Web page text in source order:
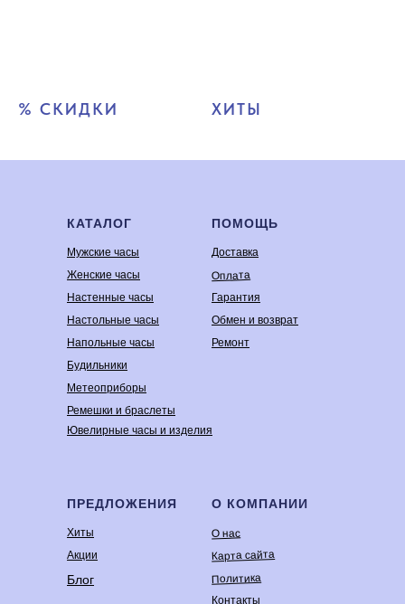
% СКИДКИ ХИТЫ
КАТАЛОГ
Мужские часы
Женские часы
Настенные часы
Настольные часы
Напольные часы
Будильники
Метеоприборы
Ремешки и браслеты
Ювелирные часы и изделия
ПРЕДЛОЖЕНИЯ
Хиты
Акции
Блог
ПОМОЩЬ
Доставка
Оплата
Гарантия
Обмен и возврат
Ремонт
О КОМПАНИИ
О нас
Карта сайта
Политика
Контакты